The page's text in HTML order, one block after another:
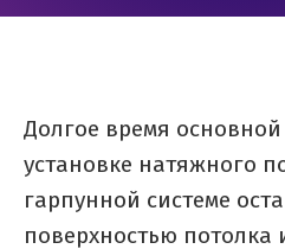
Долгое время
установке натяжного
гарпунной системе
поверхностью потолка